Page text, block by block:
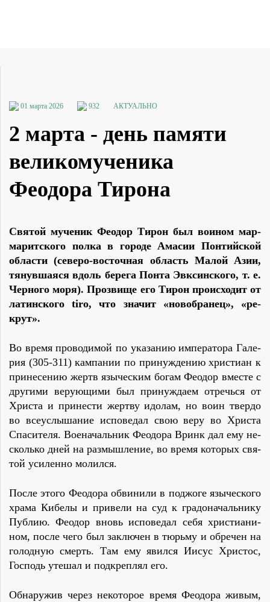
01 марта 2026 932 АКТУАЛЬНО
2 марта - день памяти
великомученика
Феодора Тирона
Свя­той му­че­ник Фе­одор Ти­рон был во­и­ном мар­
ма­рит­ско­го пол­ка в го­ро­де Ама­сии Пон­тийской
об­ла­сти (се­ве­ро-во­сточ­ная об­ласть Ма­лой Азии,
тя­нув­ша­я­ся вдоль бе­ре­га Пон­та Эвк­син­ско­го, т. е.
Чер­но­го мо­ря). Про­зви­ще его Ти­рон про­ис­хо­дит от
ла­тин­ско­го tiro, что зна­чит «но­во­бра­нец», «ре­
крут».
Во вре­мя про­во­ди­мой по ука­за­нию им­пе­ра­то­ра Га­ле­
рия (305-311) кам­па­нии по при­нуж­де­нию хри­сти­ан к
при­не­се­нию жертв язы­че­ским бо­гам Фе­одор вме­сте с
дру­ги­ми ве­ру­ю­щи­ми был при­нуж­да­ем от­речь­ся от
Хри­ста и при­не­сти жерт­ву идо­лам, но во­ин твер­до
во все­услы­ша­ние ис­по­ве­дал свою ве­ру во Хри­ста
Спа­си­те­ля. Во­е­на­чаль­ник Фе­одо­ра Вринк дал ему не­
сколько дней на раз­мыш­ле­ние, во вре­мя ко­то­рых свя­
той уси­лен­но мо­лил­ся.
По­сле это­го Фе­одо­ра об­ви­ни­ли в под­жо­ге язы­че­ско­го
хра­ма Ки­бе­лы и при­ве­ли на суд к гра­до­на­чаль­ни­ку
Пуб­лию. Фе­одор вновь ис­по­ве­дал се­бя хри­сти­а­ни­
ном, по­сле че­го был за­клю­чен в тюрь­му и об­ре­чен на
го­лод­ную смерть. Там ему явил­ся Ии­сус Хри­стос,
Гос­подь уте­шал и под­креп­лял его.
Об­на­ру­жив че­рез не­ко­то­рое вре­мя Фе­одо­ра жи­вым,